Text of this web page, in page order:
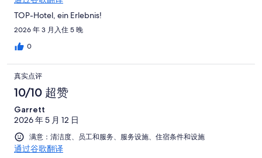
TOP-Hotel, ein Erlebnis!
2026 年 3 月入住 5 晚
0
真实点评
10/10 超赞
Garrett
2026 年 5 月 12 日
满意：清洁度、员工和服务、服务设施、住宿条件和设施
通过谷歌翻译